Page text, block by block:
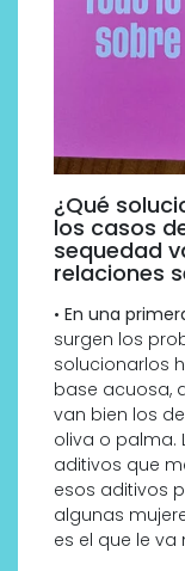
¿Qué
los casos
sequedad
relaciones
• En una
surgen los
solucionarlos
base acuosa,
van bien los
oliva o palma.
aditivos que
esos aditivos
algunas
es el que le va